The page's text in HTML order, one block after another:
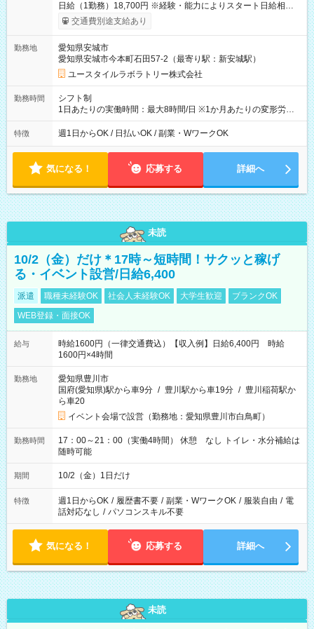
日給（1勤務）18,700円 ※経験・能力によりスタート日給相談
可・昇給可 【試用期間】試用期間あり 試用期間の長さ：3ヶ月
雇用形態、給与は本採用時と同じです。
交通費別途支給あり
勤務地
愛知県安城市
愛知県安城市今本町石田57-2（最寄り駅：新安城駅）
ユースタイルラボラトリー株式会社
勤務時間
シフト制
1日あたりの実働時間：最大8時間/日 ※1か月あたりの変形労働
制（週平均40時間以内） 夜勤：17:00-翌09:00（休憩2時間）
特徴 週1日からOK / 日払いOK / 副業・WワークOK
気になる！ 応募する 詳細へ
未読
10/2（金）だけ＊17時～短時間！サクッと稼げ
る・イベント設営/日給6,400
派遣 職種未経験OK 社会人未経験OK 大学生歓迎
ブランクOK
WEB登録・面接OK
給与
時給1600円（一律交通費込）【収入例】日給6,400円 時給
1600円×4時間
勤務地
愛知県豊川市
国府(愛知県)駅から車9分 / 豊川駅から車19分 / 豊川稲荷駅か
ら車20
イベント会場で設営（勤務地：愛知県豊川市白鳥町）
勤務時間
17：00～21：00（実働4時間） 休憩 なし トイレ・水分補給は
随時可能
期間 10/2（金）1日だけ
特徴 週1日からOK / 履歴書不要 / 副業・WワークOK / 服装自由 / 電
話対応なし / パソコンスキル不要
気になる！ 応募する 詳細へ
未読